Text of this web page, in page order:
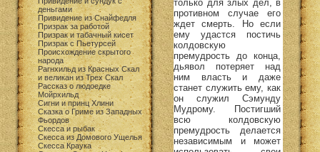
деньгами
Привидение из Снайфедля
Призрак за работой
Призрак и табачный кисет
Призрак с Пьетурсей
Происхождение скрытого
народа
Рагнхильд из Красных Скал
и великан из Трех Скал
Рассказ о людоедке
Мойрхильд
Сигни и принц Хлини
Сказка о Гриме из Западных
Фьордов
Скесса и рыбак
Скесса из Домового Ущелья
Скесса Краука
только для злых дел, в
противном случае его
ждет смерть. Но если
ему удастся постичь
колдовскую
премудрость до конца,
дьявол потеряет над
ним власть и даже
станет служить ему, как
он служил Сэмунду
Мудрому. Постигший
всю колдовскую
премудрость делается
независимым и может